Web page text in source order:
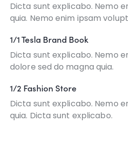
Dicta sunt explicabo. Nemo
quia. Nemo enim ipsam
1/1 Tesla Brand Book
Dicta sunt explicabo. Nemo
dolore sed do magna quia.
1/2 Fashion Store
Dicta sunt explicabo. Nemo
quia. Dicta sunt explicabo.